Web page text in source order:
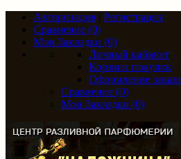
Авторизация
Регистрация
Сравнение (0)
Мои Закладки (0)
Личный кабинет
Корзина покупок
Оформление заказа
Сравнение (0)
Мои Закладки (0)